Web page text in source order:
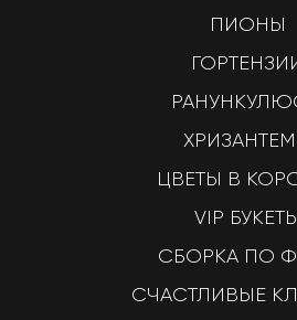
ПИОНЫ
ЦВЕТЫ В
VIP
СБОРКА ПО
СЧАСТЛИВЫЕ